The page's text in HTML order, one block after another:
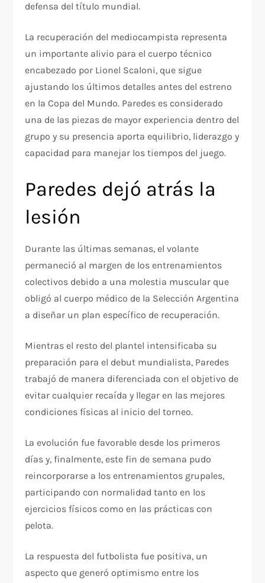
defensa del título mundial.
La recuperación del mediocampista representa
un importante alivio para el cuerpo técnico
encabezado por Lionel Scaloni, que sigue
ajustando los últimos detalles antes del estreno
en la Copa del Mundo. Paredes es considerado
una de las piezas de mayor experiencia dentro del
grupo y su presencia aporta equilibrio, liderazgo y
capacidad para manejar los tiempos del juego.
Paredes dejó atrás la
lesión
Durante las últimas semanas, el volante
permaneció al margen de los entrenamientos
colectivos debido a una molestia muscular que
obligó al cuerpo médico de la Selección Argentina
a diseñar un plan específico de recuperación.
Mientras el resto del plantel intensificaba su
preparación para el debut mundialista, Paredes
trabajó de manera diferenciada con el objetivo de
evitar cualquier recaída y llegar en las mejores
condiciones físicas al inicio del torneo.
La evolución fue favorable desde los primeros
días y, finalmente, este fin de semana pudo
reincorporarse a los entrenamientos grupales,
participando con normalidad tanto en los
ejercicios físicos como en las prácticas con
pelota.
La respuesta del futbolista fue positiva, un
aspecto que generó optimismo entre los